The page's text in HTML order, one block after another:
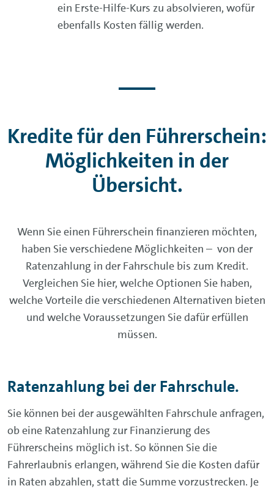
ein Erste-Hilfe-Kurs zu absolvieren, wofür
ebenfalls Kosten fällig werden.
Kredite für den Führerschein:
Möglichkeiten in der
Übersicht.
Wenn Sie einen Führerschein finanzieren möchten,
haben Sie verschiedene Möglichkeiten – von der
Ratenzahlung in der Fahrschule bis zum Kredit.
Vergleichen Sie hier, welche Optionen Sie haben,
welche Vorteile die verschiedenen Alternativen bieten
und welche Voraussetzungen Sie dafür erfüllen
müssen.
Ratenzahlung bei der Fahrschule.
Sie können bei der ausgewählten Fahrschule anfragen,
ob eine Ratenzahlung zur Finanzierung des
Führerscheins möglich ist. So können Sie die
Fahrerlaubnis erlangen, während Sie die Kosten dafür
in Raten abzahlen, statt die Summe vorzustrecken. Je